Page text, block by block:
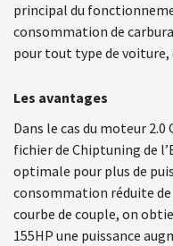
principal du
consommation de
pour tout type de
Les avantages
Dans le cas du moteur 2.0
fichier de Chiptuning de
optimale pour plus de
consommation réduite
courbe de couple, on
155HP une puissance